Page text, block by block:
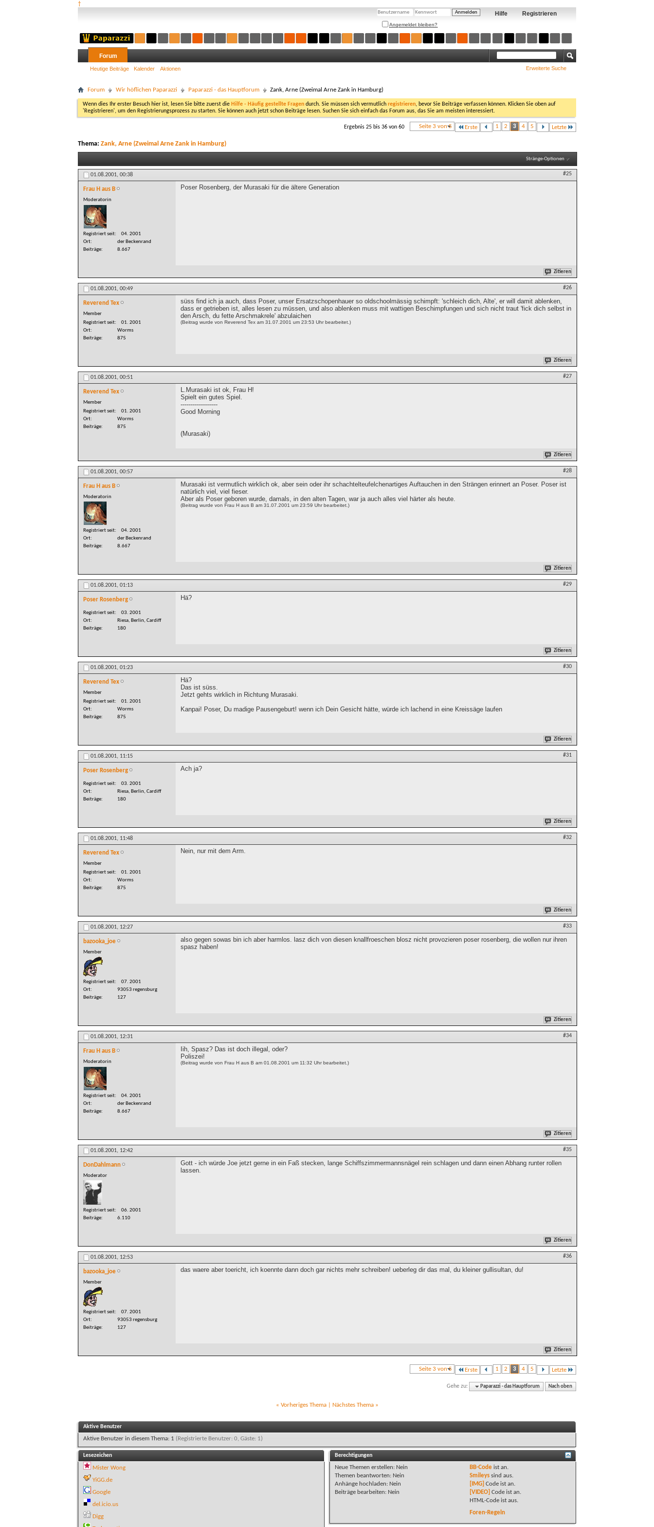
†
Registrieren
Hilfe
Angemeldet bleiben?
Forum
Heutige Beiträge Kalender Aktionen Erweiterte Suche
Forum Wir höflichen Paparazzi Paparazzi - das Hauptforum Zank, Arne (Zweimal Arne Zank in Hamburg)
Wenn dies Ihr erster Besuch hier ist, lesen Sie bitte zuerst die Hilfe - Häufig gestellte Fragen durch. Sie müssen sich vermutlich registrieren, bevor Sie Beiträge verfassen können. Klicken Sie oben auf
'Registrieren', um den Registrierungsprozess zu starten. Sie können auch jetzt schon Beiträge lesen. Suchen Sie sich einfach das Forum aus, das Sie am meisten interessiert.
Seite 3 von 5 Erste 1 2 3 4 5 Letzte
Ergebnis 25 bis 36 von 60
Thema: Zank, Arne (Zweimal Arne Zank in Hamburg)
Stränge-Optionen
01.08.2001, 00:38 #25
Frau H aus B
Moderatorin
Registriert seit
04. 2001
Ort
der Beckenrand
Beiträge
8.667
Poser Rosenberg, der Murasaki für die ältere Generation
Zitieren
01.08.2001, 00:49 #26
Reverend Tex
Member
Registriert seit
01. 2001
Ort
Worms
Beiträge
875
süss find ich ja auch, dass Poser, unser Ersatzschopenhauer so oldschoolmässig schimpft: 'schleich dich, Alte', er will damit ablenken,
dass er getrieben ist, alles lesen zu müssen, und also ablenken muss mit wattigen Beschimpfungen und sich nicht traut 'fick dich selbst in
den Arsch, du fette Arschmakrele' abzulaichen
(Beitrag wurde von Reverend Tex am 31.07.2001 um 23:53 Uhr bearbeitet.)
Zitieren
01.08.2001, 00:51 #27
Reverend Tex
Member
Registriert seit
01. 2001
Ort
Worms
Beiträge
875
L.Murasaki ist ok, Frau H!
Spielt ein gutes Spiel.
-------------------
Good Morning
(Murasaki)
Zitieren
01.08.2001, 00:57 #28
Frau H aus B
Moderatorin
Registriert seit
04. 2001
Ort
der Beckenrand
Beiträge
8.667
Murasaki ist vermutlich wirklich ok, aber sein oder ihr schachtelteufelchenartiges Auftauchen in den Strängen erinnert an Poser. Poser ist
natürlich viel, viel fieser.
Aber als Poser geboren wurde, damals, in den alten Tagen, war ja auch alles viel härter als heute.
(Beitrag wurde von Frau H aus B am 31.07.2001 um 23:59 Uhr bearbeitet.)
Zitieren
01.08.2001, 01:13 #29
Poser Rosenberg
Registriert seit
03. 2001
Ort
Riesa, Berlin, Cardiff
Beiträge
180
Hä?
Zitieren
01.08.2001, 01:23 #30
Reverend Tex
Member
Registriert seit
01. 2001
Ort
Worms
Beiträge
875
Hä?
Das ist süss.
Jetzt gehts wirklich in Richtung Murasaki.
Kanpai! Poser, Du madige Pausengeburt! wenn ich Dein Gesicht hätte, würde ich lachend in eine Kreissäge laufen
Zitieren
01.08.2001, 11:15 #31
Poser Rosenberg
Registriert seit
03. 2001
Ort
Riesa, Berlin, Cardiff
Beiträge
180
Ach ja?
Zitieren
01.08.2001, 11:48 #32
Reverend Tex
Member
Registriert seit
01. 2001
Ort
Worms
Beiträge
875
Nein, nur mit dem Arm.
Zitieren
01.08.2001, 12:27 #33
bazooka_joe
Member
Registriert seit
07. 2001
Ort
93053 regensburg
Beiträge
127
also gegen sowas bin ich aber harmlos. lasz dich von diesen knallfroeschen blosz nicht provozieren poser rosenberg, die wollen nur ihren
spasz haben!
Zitieren
01.08.2001, 12:31 #34
Frau H aus B
Moderatorin
Registriert seit
04. 2001
Ort
der Beckenrand
Beiträge
8.667
Iih, Spasz? Das ist doch illegal, oder?
Poliszei!
(Beitrag wurde von Frau H aus B am 01.08.2001 um 11:32 Uhr bearbeitet.)
Zitieren
01.08.2001, 12:42 #35
DonDahlmann
Moderator
Registriert seit
06. 2001
Beiträge
6.110
Gott - ich würde Joe jetzt gerne in ein Faß stecken, lange Schiffszimmermannsnägel rein schlagen und dann einen Abhang runter rollen
lassen.
Zitieren
01.08.2001, 12:53 #36
bazooka_joe
Member
Registriert seit
07. 2001
Ort
93053 regensburg
Beiträge
127
das waere aber toericht, ich koennte dann doch gar nichts mehr schreiben! ueberleg dir das mal, du kleiner gullisultan, du!
Zitieren
Seite 3 von 5 Erste 1 2 3 4 5 Letzte
Gehe zu: Paparazzi - das Hauptforum Nach oben
« Vorheriges Thema| Nächstes Thema »
Aktive Benutzer
Aktive Benutzer in diesem Thema: 1 (Registrierte Benutzer: 0, Gäste: 1)
Lesezeichen
Mister Wong
YiGG.de
Google
del.icio.us
Digg
Berechtigungen
Neue Themen erstellen: Nein
Themen beantworten: Nein
Anhänge hochladen: Nein
Beiträge bearbeiten: Nein
BB-Codeist an.
Smileyssind aus.
[IMG] Code ist an.
[VIDEO] Code ist an.
HTML-Code ist aus.
Foren-Regeln